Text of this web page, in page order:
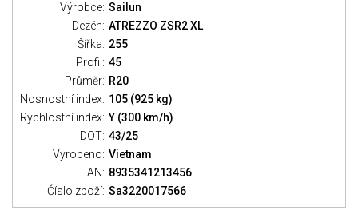
Výrobce: Sailun
Dezén: ATREZZO ZSR2 XL
Šířka: 255
Profil: 45
Průměr: R20
Nosnostní index: 105 (925 kg)
Rychlostní index: Y (300 km/h)
DOT: 43/25
Vyrobeno: Vietnam
EAN: 8935341213456
Číslo zboží: Sa3220017566